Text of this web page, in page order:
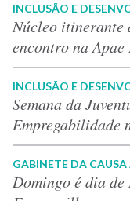
INCLUSÃO E
Núcleo itinerante
encontro na
INCLUSÃO E
Semana da
Empregabilidade
GABINETE DA
Domingo é dia de